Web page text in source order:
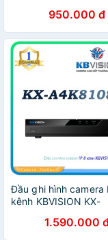
950.000 đ
Đầu ghi hình camera
kênh KBVISION KX-
1.590.000